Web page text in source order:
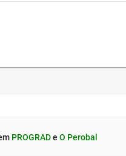
PROGRADe O Perobal